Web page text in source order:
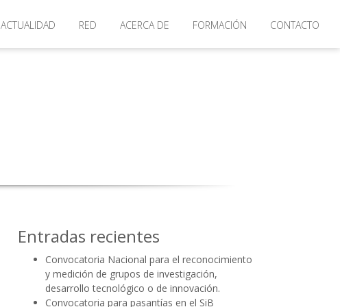
ACTUALIDAD RED ACERCA DE FORMACIÓN CONTACTO
Entradas recientes
Convocatoria Nacional para el reconocimiento
y medición de grupos de investigación,
desarrollo tecnológico o de innovación.
Convocatoria para pasantías en el SiB